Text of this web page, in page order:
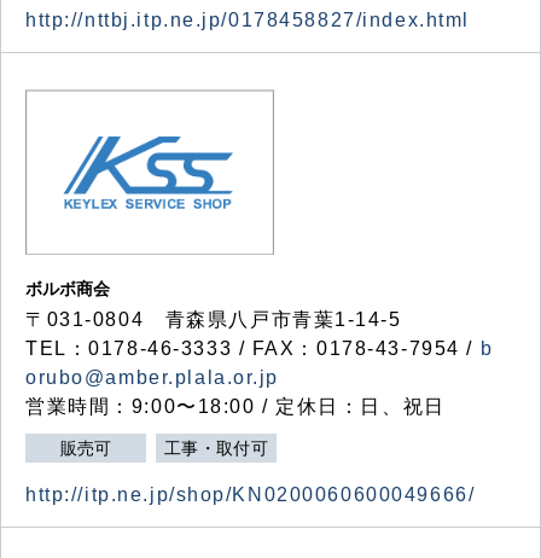
http://nttbj.itp.ne.jp/0178458827/index.html
ボルボ商会
〒031-0804 青森県八戸市青葉1-14-5
TEL：0178-46-3333 / FAX：0178-43-7954 / b
orubo@amber.plala.or.jp
営業時間：9:00〜18:00 / 定休日：日、祝日
販売可 工事・取付可
http://itp.ne.jp/shop/KN0200060600049666/